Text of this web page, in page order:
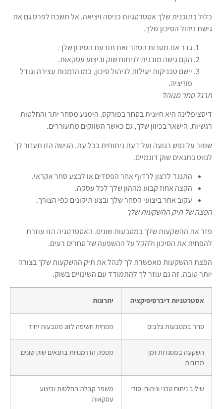
כלול בתוכנית שלך אסטרטגיות כניסה ויציאה. אל תשכח לפרט גם את
גישת ניהול הסיכון שלך.
גדר את מטרות הסחר ואת תודעת הסיכון שלך.
הקם גישה מובנית לניתוח שוק וביצוע עסקאות.
יישם טכניקות יעילות לניהול סיכון, כמו הזמנות עצירה וגודל
פוזיציה.
תרגל סחר מנוהל
דיסציפלינה היא חיונית בסחר בפורקס. הימנע מסחר יתר והחלטות
רגשיות. הישאר בכיוון שלך, גם כאשר השווקים מתעוררים.
שמור על נפש רגועה ועל דעת ניתוחית בכל עת. הגישה הזו תעזור לך
לנווט בתנאים שוק דונמיים.
התנגד לרצון לרדוף אחר הפסדים או לבצע סחר אקראי.
הקצה אחוז קבוע מההון שלך לכל עסקה.
עקוב אחר ביצועי הסחר שלך ובצע תיקונים כפי הצורך.
הפצה של תיק ההשקעות שלך
פזר את ההשקעות שלך במטבעות שונים. האסטרטגיה הזו עוזרת
להפחית את הסיכון ולהקל על ההשפעה של סחרים רעים.
הפצת ההשקעות מאפשרת לך לנהל את תיק ההשקעות שלך בצורה
יותר טובה. זה גם עוזר לך להתמודד עם השינויים בשוק.
אסטרטגיות דיברסיפיקציה יתרונות
סחר במטבעות צלבים מפחית חשיפה לזוג מטבעות יחיד
השקעה במסגרות זמן
מרובות
מספק הזדמנויות בתנאים שוק שונים
שילוב ניתוח טכני וניתוח יסודי
משפר קבלת החלטות וביצוע
עסקאות